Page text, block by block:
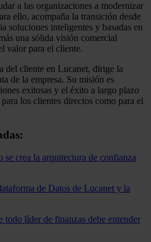
a las organizaciones a modernizar
ello, acompaña la transición desde
soluciones inteligentes y basadas en
una sólida visión comercial
valor para el cliente.
del cliente en Lucanet, dirige la
de la empresa. Su misión es
exitosas y el éxito a largo plazo
los clientes directos como para el
se crea la arquitectura de confianza
de Datos de Lucanet y la
todo líder de finanzas debe entender